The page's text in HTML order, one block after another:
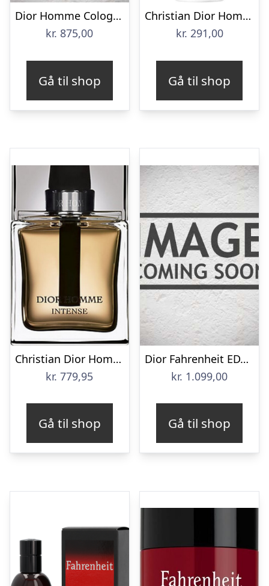
Dior Homme Cologne EDC 125 ml
kr. 875,00
Gå til shop
Christian Dior Homme Spray
kr. 291,00
Gå til shop
Christian Dior Homme Intense 50ml.
kr. 779,95
Gå til shop
Dior Fahrenheit EDT 200 ml
kr. 1.099,00
Gå til shop